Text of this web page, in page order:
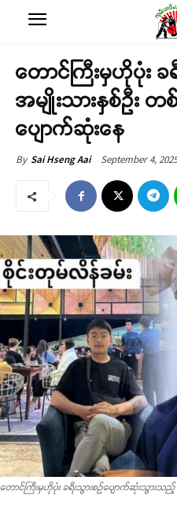
တောင်ကြီးမှဟိုပုံး
အမျိုးသားနှစ်ဉီး တ
ပျောက်ဆုံးနေ
By Sai Hseng Aai September 4, 2025
တောင်ကြီးမှဟိုပုံး ခရီးသွားစဉ်ပျောက်ဆုံးသွားသ